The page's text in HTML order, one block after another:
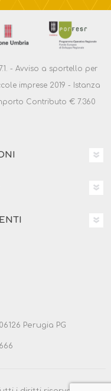
- Avviso a sportello per
imprese 2019 - Istanza
Contributo € 7.360
Perugia PG